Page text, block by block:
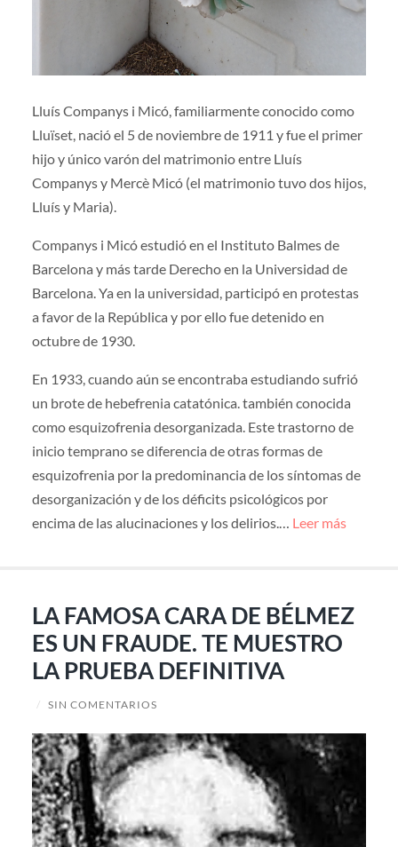
Lluís Companys i Micó, familiarmente conocido como
Lluïset, nació el 5 de noviembre de 1911 y fue el primer
hijo y único varón del matrimonio entre Lluís
Companys y Mercè Micó (el matrimonio tuvo dos hijos,
Lluís y Maria).
Companys i Micó estudió en el Instituto Balmes de
Barcelona y más tarde Derecho en la Universidad de
Barcelona. Ya en la universidad, participó en protestas
a favor de la República y por ello fue detenido en
octubre de 1930.
En 1933, cuando aún se encontraba estudiando sufrió
un brote de hebefrenia catatónica. también conocida
como esquizofrenia desorganizada. Este trastorno de
inicio temprano se diferencia de otras formas de
esquizofrenia por la predominancia de los síntomas de
desorganización y de los déficits psicológicos por
encima de las alucinaciones y los delirios.… Leer más
LA FAMOSA CARA DE BÉLMEZ
ES UN FRAUDE. TE MUESTRO
LA PRUEBA DEFINITIVA
/ SIN COMENTARIOS